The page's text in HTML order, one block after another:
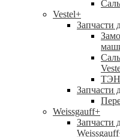
Vestel+
Запчасти
ТЭН
Запчасти
Weissgauff+
Запчасти
Weissgauff